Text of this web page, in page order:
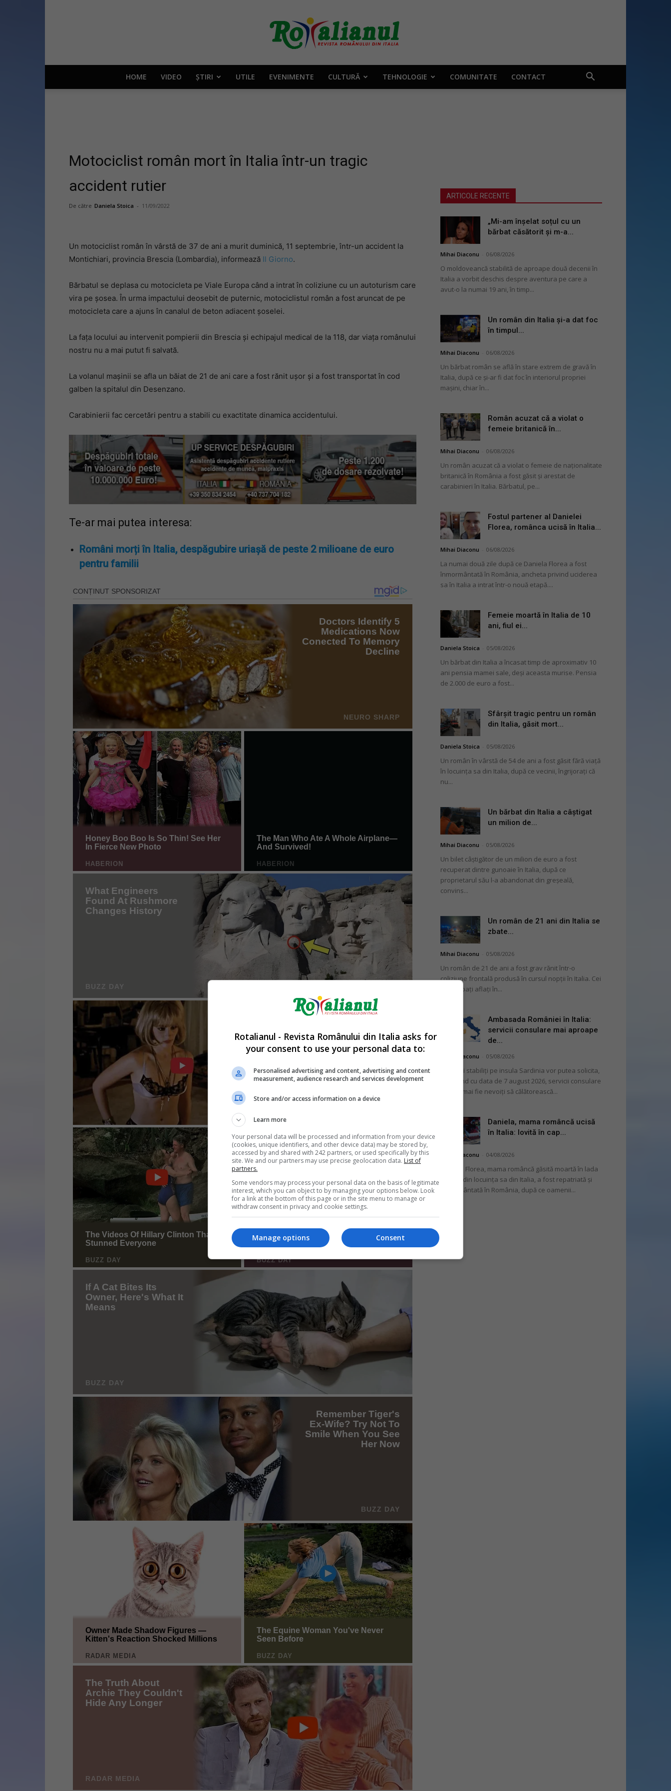
Rotalianul
românului
HOME VIDEO ȘTIRI UTILE EVENIMENTE CULTURĂ TEHNOLOGIE COMUNITATE CONTACT
Motociclist român mort în Italia într-un tragic
accident rutier
De către Daniela Stoica - 11/09/2022
Un motociclist român în vârstă de 37 de ani a murit duminică, 11 septembrie, într-un accident la
Montichiari, provincia Brescia (Lombardia), informează Il Giorno.
Bărbatul se deplasa cu motocicleta pe Viale Europa când a intrat în coliziune cu un autoturism care
vira pe șosea. În urma impactului deosebit de puternic, motociclistul român a fost aruncat de pe
motocicleta care a ajuns în canalul de beton adiacent șoselei.
La fața locului au intervenit pompierii din Brescia și echipajul medical de la 118, dar viața românului
nostru nu a mai putut fi salvată.
La volanul mașinii se afla un băiat de 21 de ani care a fost rănit ușor și a fost transportat în cod
galben la spitalul din Desenzano.
Carabinierii fac cercetări pentru a stabili cu exactitate dinamica accidentului.
Te-ar mai putea interesa:
Români morți în Italia, despăgubire uriașă de peste 2 milioane de euro
pentru familii
ARTICOLE RECENTE
„Mi-am înșelat soțul cu un
bărbat căsătorit și m-a...
Mihai Diaconu 06/08/2026
O moldoveancă stabilită de aproape două decenii în
Italia a vorbit deschis despre aventura pe care a
avut-o la numai 19 ani, în timp...
Un român din Italia și-a dat foc
în timpul...
Mihai Diaconu 06/08/2026
Un bărbat român se află în stare extrem de gravă în
Italia, după ce și-ar fi dat foc în interiorul propriei
mașini, chiar în...
Român acuzat că a violat o
femeie britanică în...
Mihai Diaconu 06/08/2026
Un român acuzat că a violat o femeie de naționalitate
britanică în România a fost găsit și arestat de
carabinieri în Italia. Bărbatul, pe...
Fostul partener al Danielei
Florea, românca ucisă în Italia...
Mihai Diaconu 06/08/2026
La numai două zile după ce Daniela Florea a fost
înmormântată în România, ancheta privind uciderea
sa în Italia a intrat într-o nouă etapă....
Femeie moartă în Italia de 10
ani, fiul ei...
Daniela Stoica 05/08/2026
Un bărbat din Italia a încasat timp de aproximativ 10
ani pensia mamei sale, deși aceasta murise. Pensia
de 2.000 de euro a fost...
Sfârșit tragic pentru un român
din Italia, găsit mort...
Daniela Stoica 05/08/2026
Un român în vârstă de 54 de ani a fost găsit fără viață
în locuința sa din Italia, după ce vecinii, îngrijorați că
nu...
Un bărbat din Italia a câștigat
un milion de...
Mihai Diaconu 05/08/2026
Un bilet câștigător de un milion de euro a fost
recuperat dintre gunoaie în Italia, după ce
proprietarul său l-a abandonat din greșeală,
convins...
Un român de 21 ani din Italia se
zbate...
Mihai Diaconu 05/08/2026
Un român de 21 de ani a fost grav rănit într-o
coliziune frontală produsă în cursul nopții în Italia. Cei
doi bărbați aflați în...
Ambasada României în Italia:
servicii consulare mai aproape
de...
Mihai Diaconu 05/08/2026
Românii stabiliți pe insula Sardinia vor putea solicita,
începând cu data de 7 august 2026, servicii consulare
fără să mai fie nevoiți să călătorească...
Daniela, mama româncă ucisă
în Italia: lovită în cap...
Mihai Diaconu 04/08/2026
Daniela Florea, mama româncă găsită moartă în lada
patului din locuința sa din Italia, a fost repatriată și
înmormântată în România, după ce oamenii...
Rotalianul - Revista Românului din Italia asks for
your consent to use your personal data to:
Personalised advertising and content, advertising and content
measurement, audience research and services development
Store and/or access information on a device
Learn more
Your personal data will be processed and information from your device
(cookies, unique identifiers, and other device data) may be stored by,
accessed by and shared with 242 partners, or used specifically by this
site. We and our partners may use precise geolocation data. List of
partners.
Some vendors may process your personal data on the basis of legitimate
interest, which you can object to by managing your options below. Look
for a link at the bottom of this page or in the site menu to manage or
withdraw consent in privacy and cookie settings.
Consent
Manage options